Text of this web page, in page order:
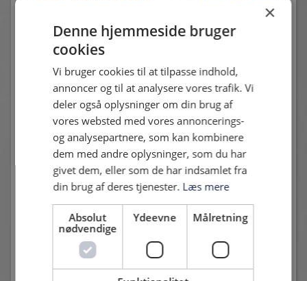
Andre nyheder
×
Denne hjemmeside bruger
cookies
Vi bruger cookies til at tilpasse indhold,
annoncer og til at analysere vores trafik. Vi
deler også oplysninger om din brug af
vores websted med vores annoncerings-
og analysepartnere, som kan kombinere
dem med andre oplysninger, som du har
givet dem, eller som de har indsamlet fra
din brug af deres tjenester. Læs mere
Absolut
nødvendige
Ydeevne Målretning